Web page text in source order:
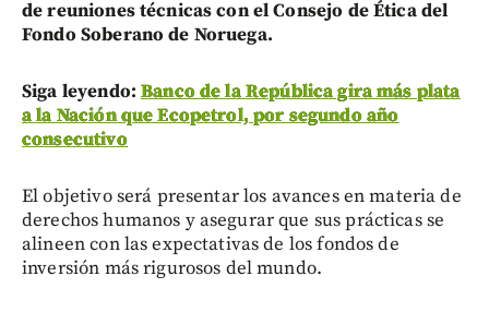
de reuniones técnicas con el Consejo de Ética del
Fondo Soberano de Noruega.
Siga leyendo:Banco de la República gira más plata
a la Nación que Ecopetrol, por segundo año
consecutivo
El objetivo será presentar los avances en materia de
derechos humanos y asegurar que sus prácticas se
alineen con las expectativas de los fondos de
inversión más rigurosos del mundo.